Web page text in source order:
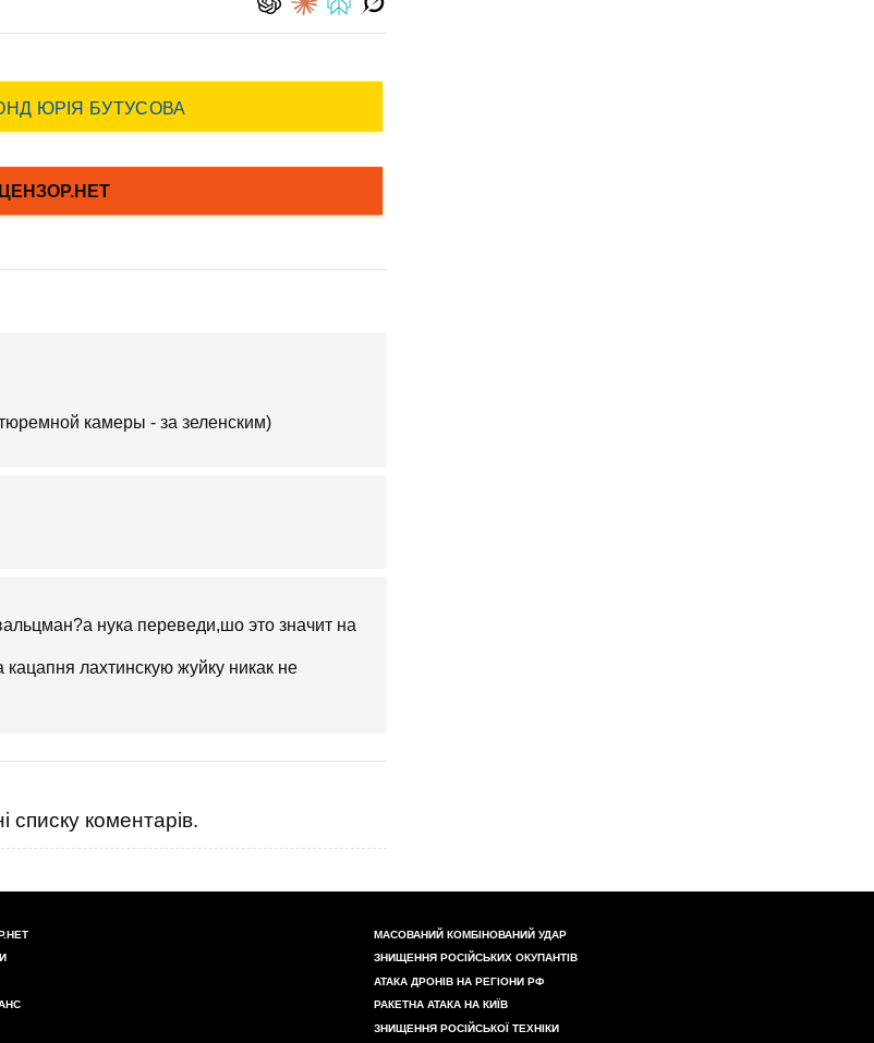
камеры - за зеленским)
нука переведи,шо это значит на
лахтинскую жуйку никак не
коментарів.
МАСОВАНИЙ КОМБІНОВАНИЙ УДАР
ЗНИЩЕННЯ РОСІЙСЬКИХ ОКУПАНТІВ
АТАКА ДРОНІВ НА РЕГІОНИ РФ
РАКЕТНА АТАКА НА КИЇВ
ЗНИЩЕННЯ РОСІЙСЬКОЇ ТЕХНІКИ